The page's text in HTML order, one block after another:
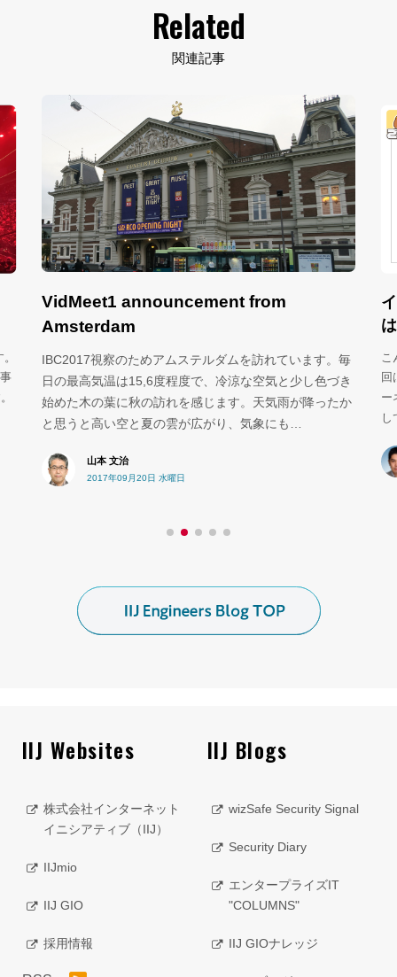
Related
関連記事
VidMeet1 announcement from
Amsterdam
IBC2017視察のためアムステルダムを訪れています。毎
日の最高気温は15,6度程度で、冷涼な空気と少し色づき
始めた木の葉に秋の訪れを感じます。天気雨が降ったか
と思うと高い空と夏の雲が広がり、気象にも…
山本 文治
2017年09月20日 水曜日
こ
回
ー
IIJ Websites
株式会社インターネット
イニシアティブ（IIJ）
IIJmio
IIJ GIO
採用情報
IIJ Blogs
wizSafe Security Signal
Security Diary
エンタープライズIT
"COLUMNS"
IIJ GIOナレッジ